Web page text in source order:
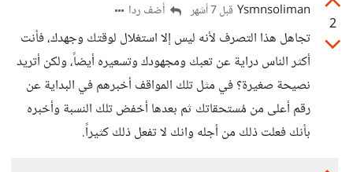
2
Ysmnsoliman قبل 7 أشهر أضف ردا
تجاهل هذا التصرف لأنه ليس إلا استغلال لوقتك وجهدك، فأنت
أكثر الناس دراية عن تعبك ومجهودك وتسعيره أيضاً، ولكن أتريد
نصيحة صغيرة؟ في مثل تلك المواقف أخبرهم في البداية عن
رقم أعلى من مُستحقاتك ثم بعدها أخفض تلك النسبة وأخبره
بأنك فعلت ذلك من أجله وانك لا تفعل ذلك كثيراً.